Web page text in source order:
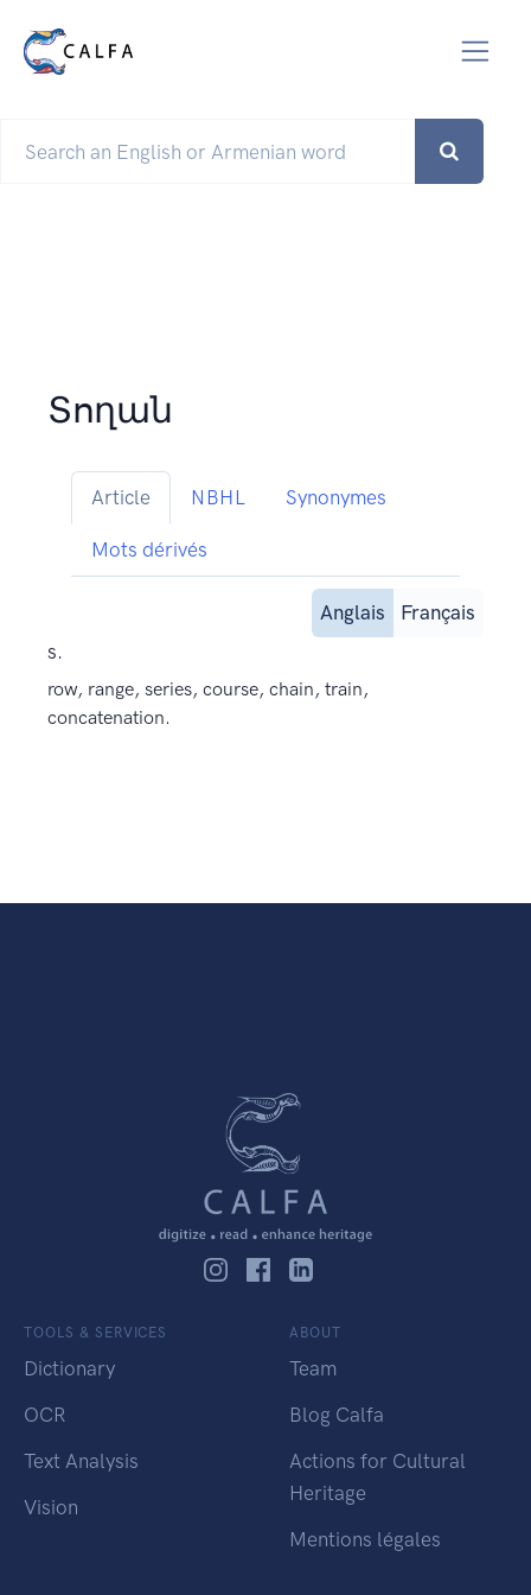
Տողան
Article NBHL Synonymes
Mots dérivés
Anglais
Français
s.
row, range, series, course, chain, train,
concatenation.
TOOLS & SERVICES
Dictionary
OCR
Text Analysis
Vision
ABOUT
Team
Blog Calfa
Actions for Cultural
Heritage
Mentions légales